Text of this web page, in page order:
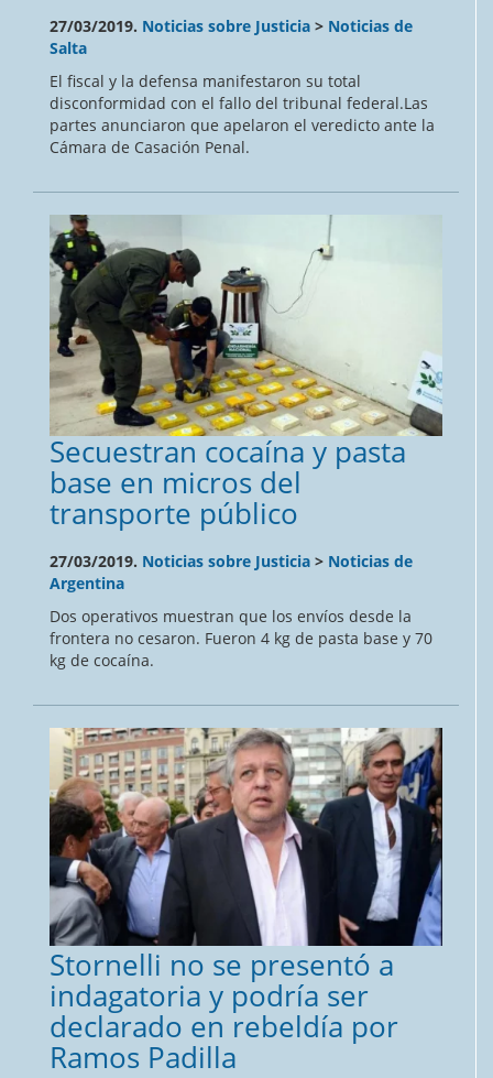
27/03/2019. Noticias sobre Justicia > Noticias de
Salta
El fiscal y la defensa manifestaron su total
disconformidad con el fallo del tribunal federal.Las
partes anunciaron que apelaron el veredicto ante la
Cámara de Casación Penal.
Secuestran cocaína y pasta
base en micros del
transporte público
27/03/2019. Noticias sobre Justicia > Noticias de
Argentina
Dos operativos muestran que los envíos desde la
frontera no cesaron. Fueron 4 kg de pasta base y 70
kg de cocaína.
Stornelli no se presentó a
indagatoria y podría ser
declarado en rebeldía por
Ramos Padilla